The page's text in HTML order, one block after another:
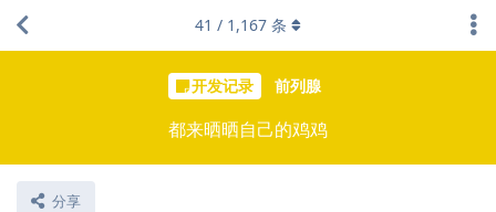
开发记录 前列腺
都来晒晒自己的鸡鸡
分享
41 / 1,167 条